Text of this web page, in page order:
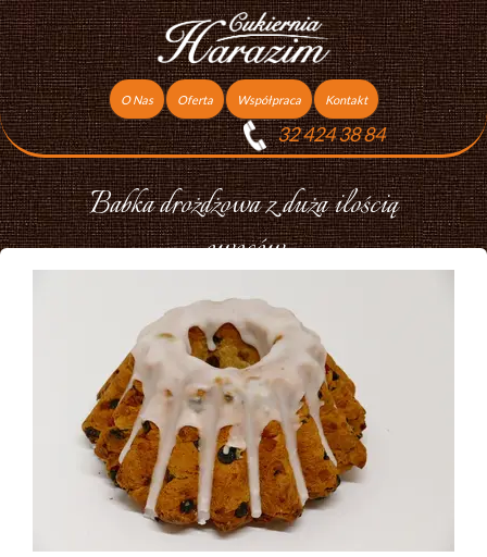
Babka drożdżowa z duża ilością
owoców
O Nas Oferta
Torty
Ciasta
Ciasteczka
Podziękowania dla gości
Współpraca
Praca
Kontakt
32 424 38 84